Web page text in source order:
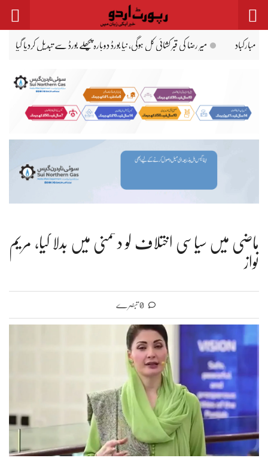
to
کمیشن نے شاہد خاقان عباسی کی جماعت ’عوام پاکستان‘ کو ڈی لسٹ کر دیا
ماضی میں سیاسی اختلاف کو دشمنی میں بدلا گیا، مریم
نواز
0 تبصرے